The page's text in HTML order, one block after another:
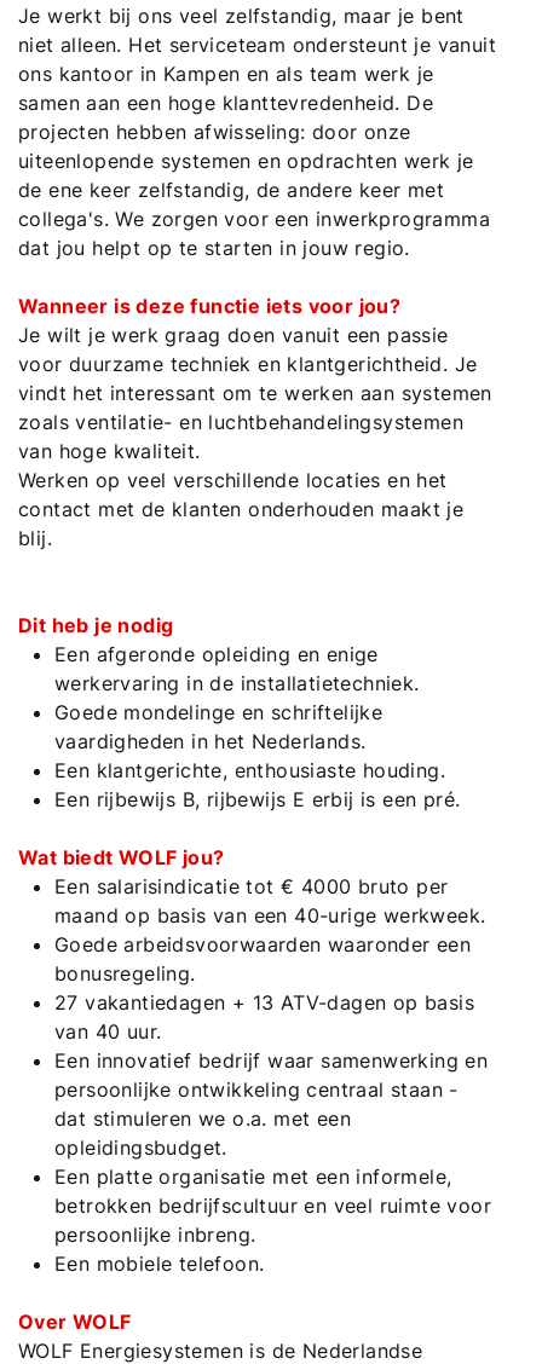
Je werkt bij ons veel zelfstandig, maar je bent
niet alleen. Het serviceteam ondersteunt je vanuit
ons kantoor in Kampen en als team werk je
samen aan een hoge klanttevredenheid. De
projecten hebben afwisseling: door onze
uiteenlopende systemen en opdrachten werk je
de ene keer zelfstandig, de andere keer met
collega's. We zorgen voor een inwerkprogramma
dat jou helpt op te starten in jouw regio.
Wanneer is deze functie iets voor jou?
Je wilt je werk graag doen vanuit een passie
voor duurzame techniek en klantgerichtheid. Je
vindt het interessant om te werken aan systemen
zoals ventilatie- en luchtbehandelingsystemen
van hoge kwaliteit.
Werken op veel verschillende locaties en het
contact met de klanten onderhouden maakt je
blij.
Dit heb je nodig
Een afgeronde opleiding en enige
werkervaring in de installatietechniek.
Goede mondelinge en schriftelijke
vaardigheden in het Nederlands.
Een klantgerichte, enthousiaste houding.
Een rijbewijs B, rijbewijs E erbij is een pré.
Wat biedt WOLF jou?
Een salarisindicatie tot € 4000 bruto per
maand op basis van een 40-urige werkweek.
Goede arbeidsvoorwaarden waaronder een
bonusregeling.
27 vakantiedagen + 13 ATV-dagen op basis
van 40 uur.
Een innovatief bedrijf waar samenwerking en
persoonlijke ontwikkeling centraal staan -
dat stimuleren we o.a. met een
opleidingsbudget.
Een platte organisatie met een informele,
betrokken bedrijfscultuur en veel ruimte voor
persoonlijke inbreng.
Een mobiele telefoon.
Over WOLF
WOLF Energiesystemen is de Nederlandse
Hallo!
Hoe kunnen wij u helpen?
Contact met het team
Contactformulier
Adresgegevens
Ook interessant?
Downloads